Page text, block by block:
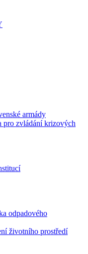
armády
pro zvládání krizových
odpadového
životního prostředí